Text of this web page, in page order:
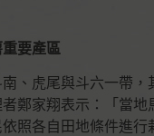
要產區
、虎尾與斗六一帶，
鄭家翔表示：「當地
照各自田地條件進行